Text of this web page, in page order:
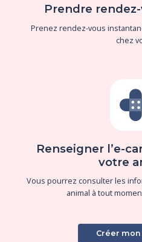
Prendre
Prenez rendez-vous
chez
Renseigner l’e-
votre
Vous pourrez consulter les
animal à tout
Créer